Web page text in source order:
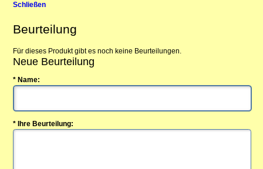
Schließen
Beurteilung
Für dieses Produkt gibt es noch keine Beurteilungen.
Neue Beurteilung
* Name:
* Ihre Beurteilung: